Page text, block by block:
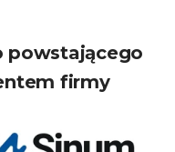
powstającego
firmy